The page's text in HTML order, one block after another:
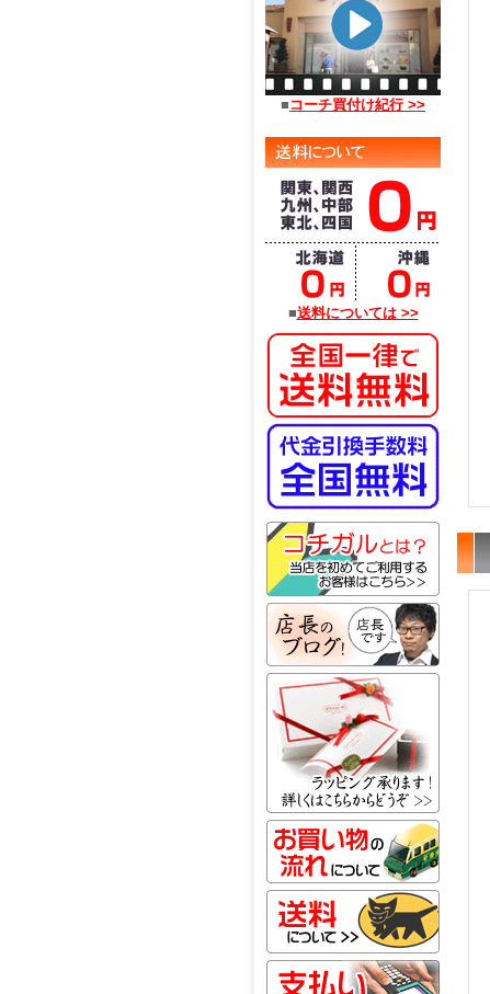
■ コーチ買付け紀行 >>
■送料については >>